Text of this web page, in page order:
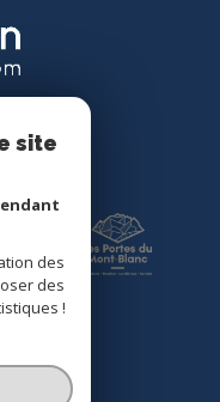
site
des
des
!